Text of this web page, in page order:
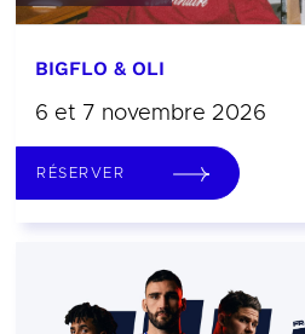
BIGFLO & OLI
6 et 7 novembre 2026
RÉSERVER